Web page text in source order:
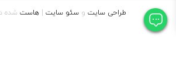
طراحی سایت و سئو سایت هاست شده